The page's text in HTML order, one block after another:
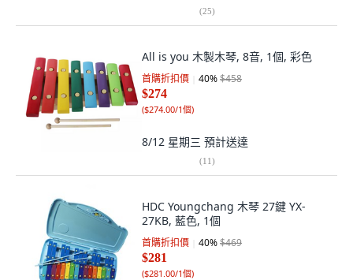
(25)
All is you 木製木琴, 8音, 1個, 彩色
首購折扣價 40%$458
$274
($274.00/1個)
8/12 星期三 預計送達
(11)
HDC Youngchang 木琴 27鍵 YX-
27KB, 藍色, 1個
首購折扣價 40%$469
$281
($281.00/1個)